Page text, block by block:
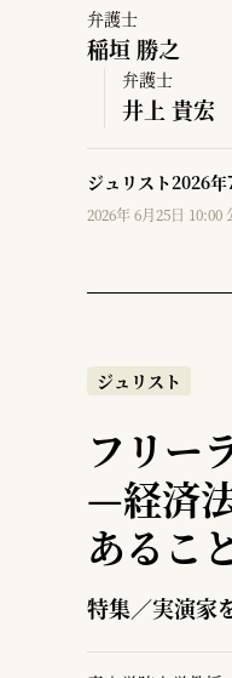
弁護士
稲垣 勝之
弁護士
井上 貴宏
ジュリスト2026
2026年 6月25日 10:00
ジュリスト
フリー
—経済
あるこ
特集／実演家